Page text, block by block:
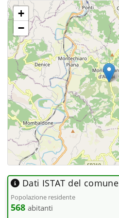
+
−
Dati ISTAT del comune
Popolazione residente
568 abitanti